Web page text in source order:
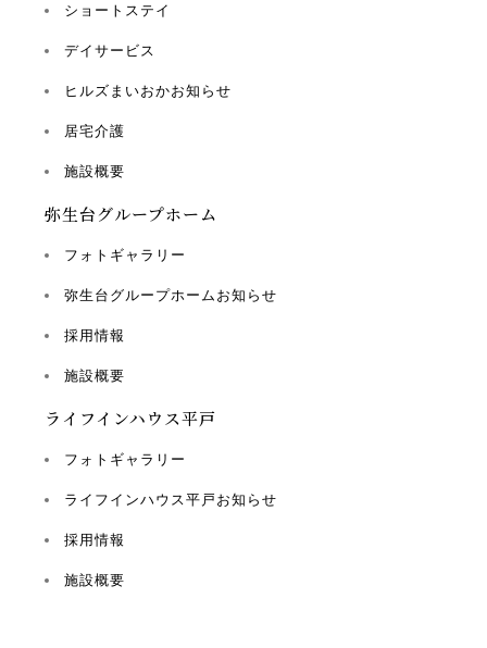
ショートステイ
デイサービス
ヒルズまいおかお知らせ
居宅介護
施設概要
弥生台グループホーム
フォトギャラリー
弥生台グループホームお知らせ
採用情報
施設概要
ライフインハウス平戸
フォトギャラリー
ライフインハウス平戸お知らせ
採用情報
施設概要